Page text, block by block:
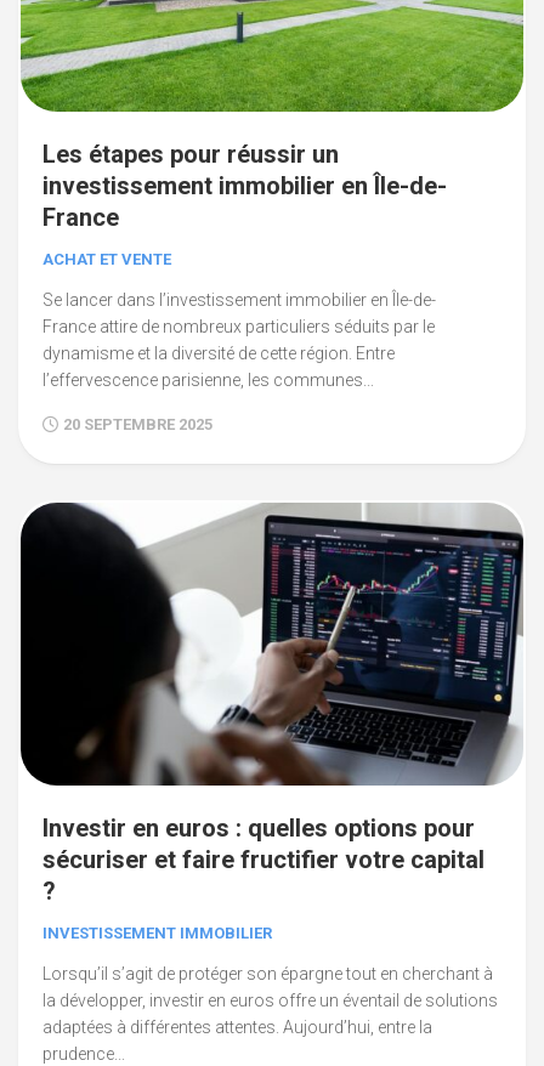
Les étapes pour réussir un
investissement immobilier en Île-de-
France
ACHAT ET VENTE
Se lancer dans l’investissement immobilier en Île-de-
France attire de nombreux particuliers séduits par le
dynamisme et la diversité de cette région. Entre
l’effervescence parisienne, les communes...
20 SEPTEMBRE 2025
Investir en euros : quelles options pour
sécuriser et faire fructifier votre capital
?
INVESTISSEMENT IMMOBILIER
Lorsqu’il s’agit de protéger son épargne tout en cherchant à
la développer, investir en euros offre un éventail de solutions
adaptées à différentes attentes. Aujourd’hui, entre la
prudence...